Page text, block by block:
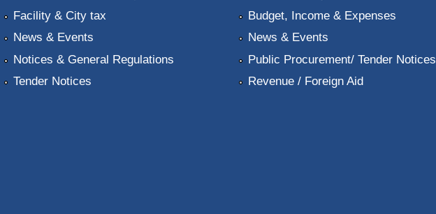
Facility & City tax
News & Events
Notices & General Regulations
Tender Notices
Budget, Income & Expenses
News & Events
Public Procurement/ Tender Notices
Revenue / Foreign Aid